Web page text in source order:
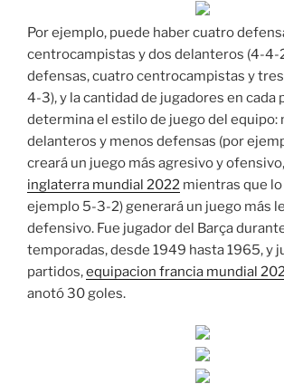
Por ejemplo, puede haber cuatro
centrocampistas y dos delanteros (4-4-
defensas, cuatro centrocampistas y
4-3), y la cantidad de jugadores en cada
determina el estilo de juego del equipo:
delanteros y menos defensas (por
creará un juego más agresivo y ofensivo,
inglaterra mundial 2022 mientras que
ejemplo 5-3-2) generará un juego más
defensivo. Fue jugador del Barça
temporadas, desde 1949 hasta 1965, y
partidos,equipacion francia mundial
anotó 30 goles.